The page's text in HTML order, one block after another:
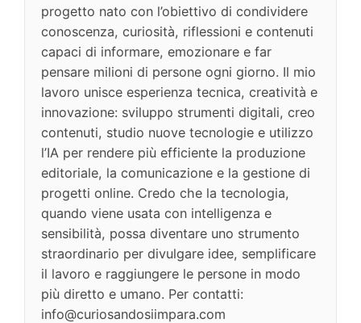
progetto nato con l’obiettivo di condividere
conoscenza, curiosità, riflessioni e contenuti
capaci di informare, emozionare e far
pensare milioni di persone ogni giorno. Il mio
lavoro unisce esperienza tecnica, creatività e
innovazione: sviluppo strumenti digitali, creo
contenuti, studio nuove tecnologie e utilizzo
l’IA per rendere più efficiente la produzione
editoriale, la comunicazione e la gestione di
progetti online. Credo che la tecnologia,
quando viene usata con intelligenza e
sensibilità, possa diventare uno strumento
straordinario per divulgare idee, semplificare
il lavoro e raggiungere le persone in modo
più diretto e umano. Per contatti:
info@curiosandosiimpara.com